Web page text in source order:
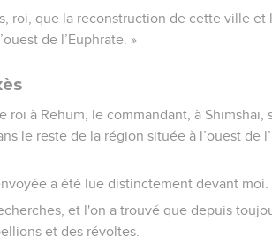
roi, que la reconstruction de cette ville
de l’Euphrate. »
roi à Rehum, le commandant, à Shimshaï,
le reste de la région située à l’ouest de
a été lue distinctement devant moi.
et l'on a trouvé que depuis
et des révoltes.